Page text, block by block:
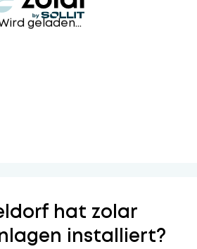
geladen...
hat zolar
installiert?